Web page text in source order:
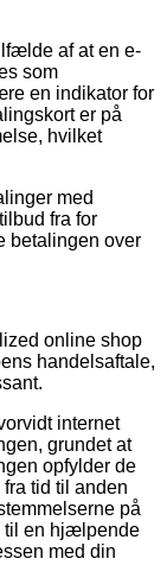
af at en e-
som
en indikator for
er på
hvilket
med
fra for
betalingen over
online shop
handelsaftale,
internet
grundet at
opfylder de
tid til anden
på
til en hjælpende
med din